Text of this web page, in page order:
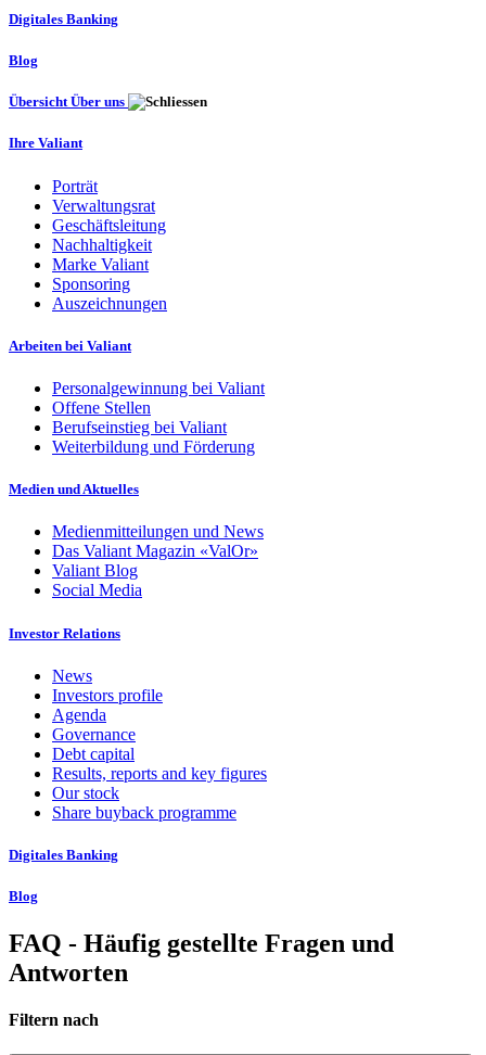
Digitales Banking
Blog
Übersicht Über uns
Ihre Valiant
Porträt
Verwaltungsrat
Geschäftsleitung
Nachhaltigkeit
Marke Valiant
Sponsoring
Auszeichnungen
Arbeiten bei Valiant
Personalgewinnung bei Valiant
Offene Stellen
Berufseinstieg bei Valiant
Weiterbildung und Förderung
Medien und Aktuelles
Medienmitteilungen und News
Das Valiant Magazin «ValOr»
Valiant Blog
Social Media
Investor Relations
News
Investors profile
Agenda
Governance
Debt capital
Results, reports and key figures
Our stock
Share buyback programme
Digitales Banking
Blog
FAQ - Häufig gestellte Fragen und
Antworten
Filtern nach